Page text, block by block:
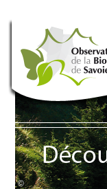
Aller au contenu principal
©